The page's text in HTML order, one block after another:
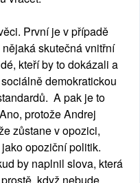
První je v případě
skutečná vnitřní
kteří by to dokázali a
demokratickou
A pak je to
protože Andrej
zůstane v opozici,
opoziční politik.
by naplnil slova, která